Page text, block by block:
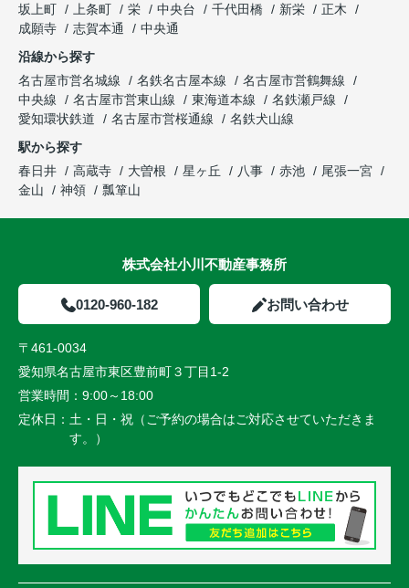
坂上町
上条町 栄 中央台 千代田橋 新栄
正木
成願寺
志賀本通
中央通
沿線から探す
名古屋市営名城線
名鉄名古屋本線
名古屋市営鶴舞線
中央線
名古屋市営東山線 東海道本線
名鉄瀬戸線
愛知環状鉄道
名古屋市営桜通線
名鉄犬山線
駅から探す
春日井
高蔵寺 大曽根 星ヶ丘 八事 赤池
尾張一宮
金山
神領 瓢箪山
株式会社小川不動産事務所
0120-960-182 お問い合わせ
〒461-0034
愛知県名古屋市東区豊前町３丁目1-2
営業時間： 9:00～18:00
定休日： 土・日・祝（ご予約の場合はご対応させていただきま
す。）